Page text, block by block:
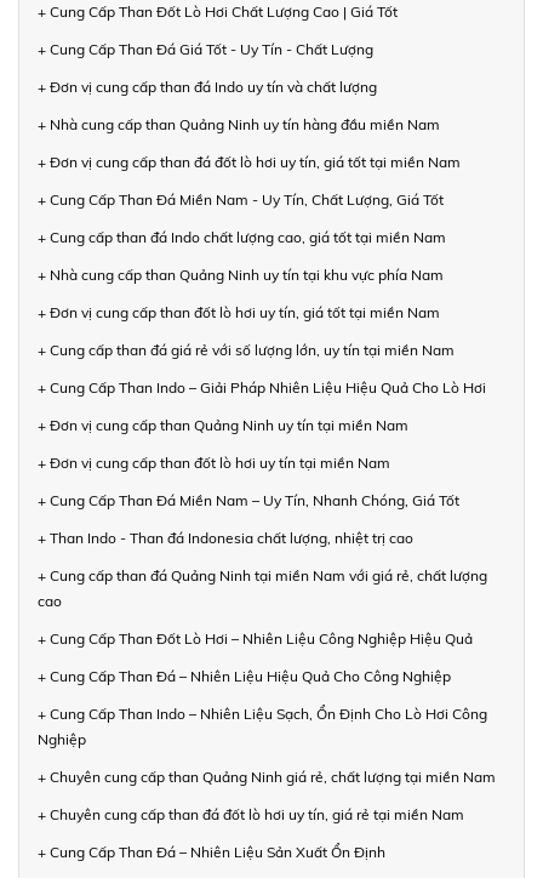
+ Cung Cấp Than Đốt Lò Hơi Chất Lượng Cao | Giá Tốt
+ Cung Cấp Than Đá Giá Tốt - Uy Tín - Chất Lượng
+ Đơn vị cung cấp than đá Indo uy tín và chất lượng
+ Nhà cung cấp than Quảng Ninh uy tín hàng đầu miền Nam
+ Đơn vị cung cấp than đá đốt lò hơi uy tín, giá tốt tại miền Nam
+ Cung Cấp Than Đá Miền Nam - Uy Tín, Chất Lượng, Giá Tốt
+ Cung cấp than đá Indo chất lượng cao, giá tốt tại miền Nam
+ Nhà cung cấp than Quảng Ninh uy tín tại khu vực phía Nam
+ Đơn vị cung cấp than đốt lò hơi uy tín, giá tốt tại miền Nam
+ Cung cấp than đá giá rẻ với số lượng lớn, uy tín tại miền Nam
+ Cung Cấp Than Indo – Giải Pháp Nhiên Liệu Hiệu Quả Cho Lò Hơi
+ Đơn vị cung cấp than Quảng Ninh uy tín tại miền Nam
+ Đơn vị cung cấp than đốt lò hơi uy tín tại miền Nam
+ Cung Cấp Than Đá Miền Nam – Uy Tín, Nhanh Chóng, Giá Tốt
+ Than Indo - Than đá Indonesia chất lượng, nhiệt trị cao
+ Cung cấp than đá Quảng Ninh tại miền Nam với giá rẻ, chất lượng
cao
+ Cung Cấp Than Đốt Lò Hơi – Nhiên Liệu Công Nghiệp Hiệu Quả
+ Cung Cấp Than Đá – Nhiên Liệu Hiệu Quả Cho Công Nghiệp
+ Cung Cấp Than Indo – Nhiên Liệu Sạch, Ổn Định Cho Lò Hơi Công
Nghiệp
+ Chuyên cung cấp than Quảng Ninh giá rẻ, chất lượng tại miền Nam
+ Chuyên cung cấp than đá đốt lò hơi uy tín, giá rẻ tại miền Nam
+ Cung Cấp Than Đá – Nhiên Liệu Sản Xuất Ổn Định